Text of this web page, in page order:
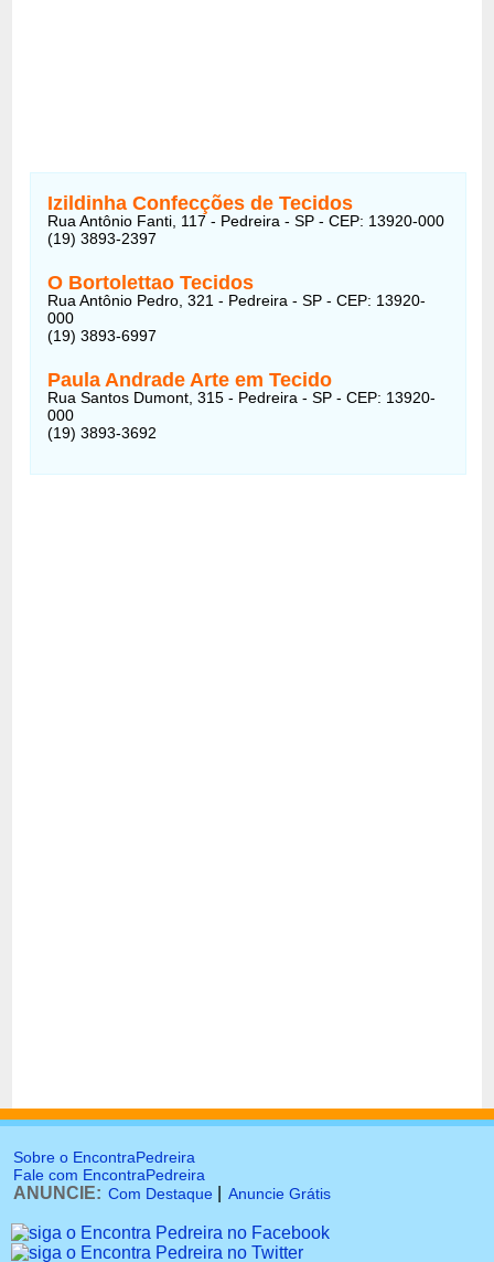
Izildinha Confecções de Tecidos
Rua Antônio Fanti, 117 - Pedreira - SP - CEP: 13920-000
(19) 3893-2397
O Bortolettao Tecidos
Rua Antônio Pedro, 321 - Pedreira - SP - CEP: 13920-
000
(19) 3893-6997
Paula Andrade Arte em Tecido
Rua Santos Dumont, 315 - Pedreira - SP - CEP: 13920-
000
(19) 3893-3692
Sobre o EncontraPedreira
Fale com EncontraPedreira
ANUNCIE: Com Destaque Anuncie Grátis